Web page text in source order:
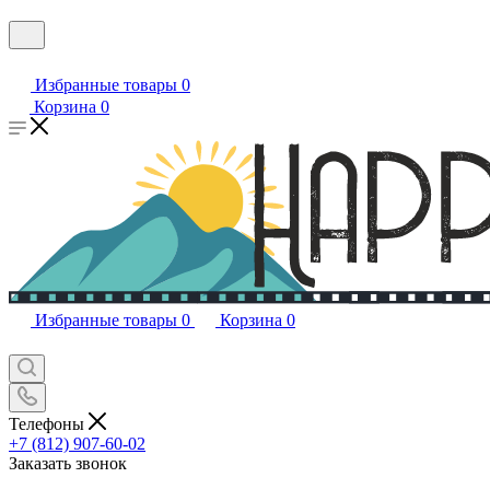
Избранные товары 0
Корзина 0
Избранные товары 0 Корзина 0
Телефоны
+7 (812) 907-60-02
Заказать звонок